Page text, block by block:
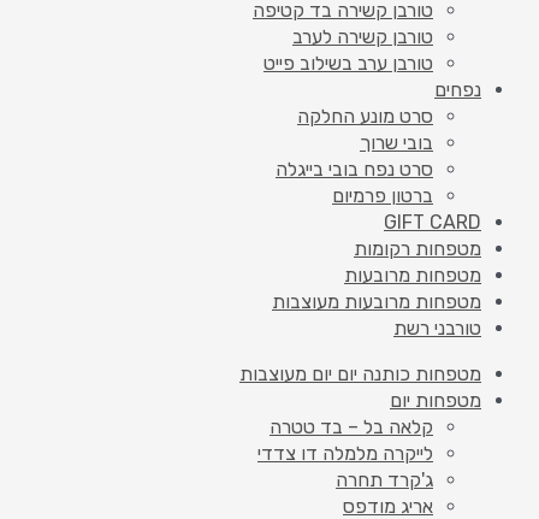
טורבן קשירה בד קטיפה
טורבן קשירה לערב
טורבן ערב בשילוב פייט
נפחים
סרט מונע החלקה
בובי שרוך
סרט נפח בובי בייגלה
ברטון פרמיום
GIFT CARD
מטפחות רקומות
מטפחות מרובעות
מטפחות מרובעות מעוצבות
טורבני רשת
מטפחות כותנה יום יום מעוצבות
מטפחות יום
קלאה בל – בד טטרה
לייקרה מלמלה דו צדדי
ג'קרד תחרה
אריג מודפס